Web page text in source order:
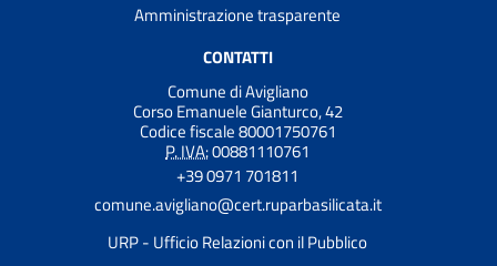
Amministrazione trasparente
CONTATTI
Comune di Avigliano
Corso Emanuele Gianturco, 42
Codice fiscale 80001750761
P. IVA:00881110761
+39 0971 701811
comune.avigliano@cert.ruparbasilicata.it
URP - Ufficio Relazioni con il Pubblico